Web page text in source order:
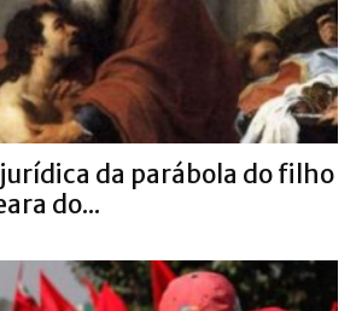
da parábola do filho
do...